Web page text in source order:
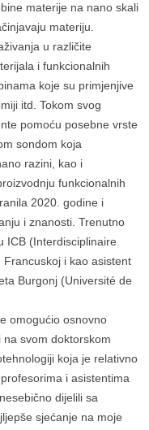
materije na nano skali
materiju.
u različite
i funkcionalnih
koje su primjenjive
itd. Tokom svog
pomoću posebne vrste
sondom koja
razini, kao i
funkcionalnih
2020. godine i
i znanosti. Trenutno
ICB (Interdisciplinaire
i kao asistent
Burgonj (Université de
omogućio osnovno
svom doktorskom
koja je relativno
i asistentima
dijelili sa
sjećanje na moje